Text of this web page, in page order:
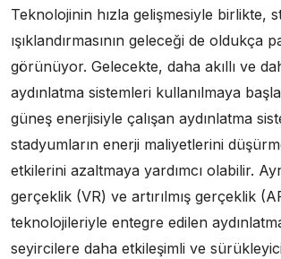
Teknolojinin hızla gelişmesiyle birlikte,
ışıklandırmasının geleceği de oldukça
görünüyor. Gelecekte, daha akıllı ve
aydınlatma sistemleri kullanılmaya
güneş enerjisiyle çalışan aydınlatma
stadyumların enerji maliyetlerini
etkilerini azaltmaya yardımcı olabilir.
gerçeklik (VR) ve artırılmış gerçeklik
teknolojileriyle entegre edilen
seyircilere daha etkileşimli ve